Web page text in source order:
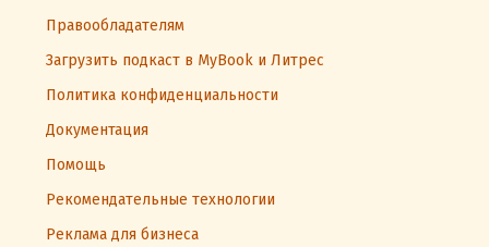
Правообладателям
Загрузить подкаст в MyBook и Литрес
Политика конфиденциальности
Документация
Помощь
Рекомендательные технологии
Реклама для бизнеса